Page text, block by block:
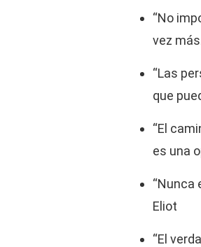
“No
vez
“Las
que
“El
es una
“Nunca
Eliot
“El